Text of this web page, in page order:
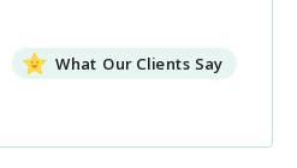
What Our Clients Say